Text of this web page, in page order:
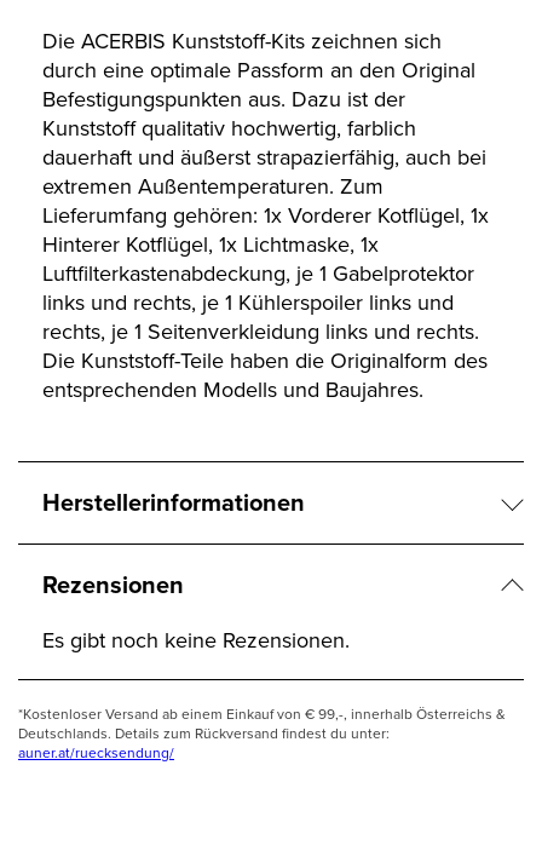
Die ACERBIS Kunststoff-Kits zeichnen sich
durch eine optimale Passform an den Original
Befestigungspunkten aus. Dazu ist der
Kunststoff qualitativ hochwertig, farblich
dauerhaft und äußerst strapazierfähig, auch bei
extremen Außentemperaturen. Zum
Lieferumfang gehören: 1x Vorderer Kotflügel, 1x
Hinterer Kotflügel, 1x Lichtmaske, 1x
Luftfilterkastenabdeckung, je 1 Gabelprotektor
links und rechts, je 1 Kühlerspoiler links und
rechts, je 1 Seitenverkleidung links und rechts.
Die Kunststoff-Teile haben die Originalform des
entsprechenden Modells und Baujahres.
Herstellerinformationen
Rezensionen
Es gibt noch keine Rezensionen.
*Kostenloser Versand ab einem Einkauf von € 99,-, innerhalb Österreichs &
Deutschlands. Details zum Rückversand findest du unter:
auner.at/ruecksendung/